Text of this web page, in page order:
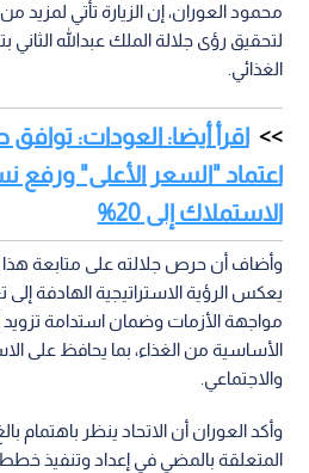
محمود العوران، إن الزيارة تأتي لمزيد
لتحقيق رؤى جلالة الملك عبدالله الثاني
الغذائي.
اقرأ أيضا: العودات:
اعتماد "السعر الأعلى" ورفع
الاستملاك إلى 20%
وأضاف أن حرص جلالته على متابعة
يعكس الرؤية الاستراتيجية الهادفة إلى
مواجهة الأزمات وضمان استدامة تزويد
الأساسية من الغذاء، بما يحافظ على
والاجتماعي.
وأكد العوران أن الاتحاد ينظر باهتمام
المتعلقة بالمضي في إعداد وتنفيذ